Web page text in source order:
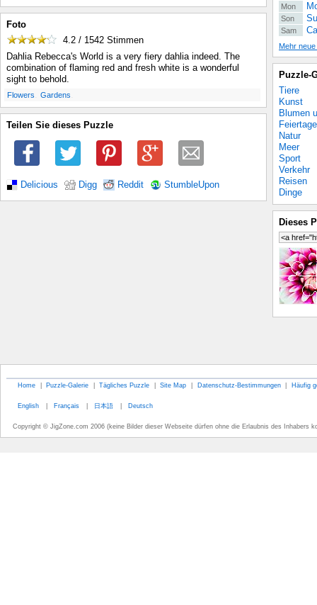
Foto
4.2 / 1542 Stimmen
Dahlia Rebecca's World is a very fiery dahlia indeed. The
combination of flaming red and fresh white is a wonderful
sight to behold.
Flowers Gardens
Teilen Sie dieses Puzzle
Delicious Digg Reddit StumbleUpon
Mon
Son
Sam
Mehr
Puzzle-
Tiere
Kunst
Blumen
Feiertage
Natur
Meer
Sport
Verkehr
Reisen
Dinge
Dieses
Home | Puzzle-Galerie | Tägliches Puzzle | Site Map | Datenschutz-Bestimmungen | Häufig
English | Français | 日本語 | Deutsch
Copyright © JigZone.com 2006 (keine Bilder dieser Webseite dürfen ohne die Erlaubnis des Inhabers